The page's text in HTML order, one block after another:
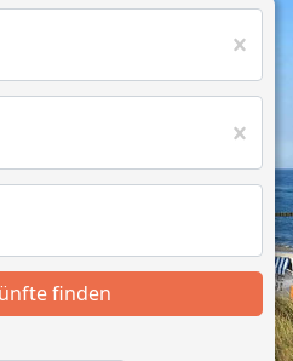
finden